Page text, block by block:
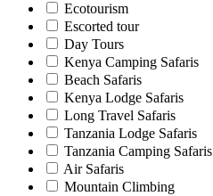
Ecotourism
Escorted tour
Day Tours
Kenya Camping Safaris
Beach Safaris
Kenya Lodge Safaris
Long Travel Safaris
Tanzania Lodge Safaris
Tanzania Camping Safaris
Air Safaris
Mountain Climbing